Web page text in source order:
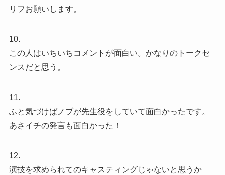
リフお願いします。
10.
この人はいちいちコメントが面白い。かなりのトークセ
ンスだと思う。
11.
ふと気づけばノブが先生役をしていて面白かったです。
あさイチの発言も面白かった！
12.
演技を求められてのキャスティングじゃないと思うか